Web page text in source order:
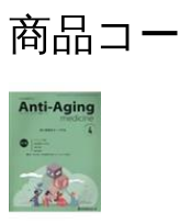
商品コ